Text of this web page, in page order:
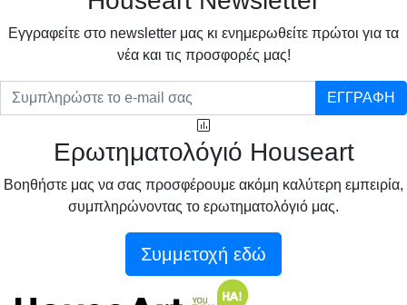
Eγγραφείτε στο newsletter μας κι ενημερωθείτε πρώτοι για τα
νέα και τις προσφορές μας!
ΕΓΓΡΑΦΗ
Ερωτηματολόγιό Houseart
Βοηθήστε μας να σας προσφέρουμε ακόμη καλύτερη εμπειρία,
συμπληρώνοντας το ερωτηματολόγιό μας.
Συμμετοχή εδώ